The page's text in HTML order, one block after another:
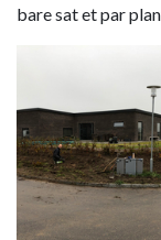
bare sat et par